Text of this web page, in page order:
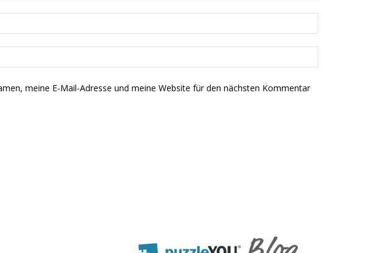
meine E-Mail-Adresse und meine Website für den nächsten Kommentar